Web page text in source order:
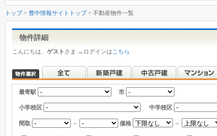
トップ> 豊中情報サイトトップ> 不動産物件一覧
物件詳細
こんにちは、 ゲスト さま →ログインはこちら
最寄駅 市
小学校区 中学校区
間取 ～ 価格 ～